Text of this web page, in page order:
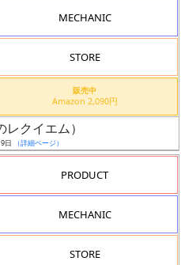
MECHANIC
STORE
販売中
Amazon 2,090円
クイエム）
日 （詳細ページ）
PRODUCT
MECHANIC
STORE